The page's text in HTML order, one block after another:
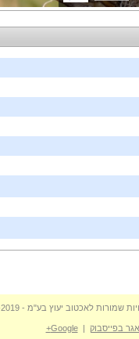
שמורות לאכטוב יעוץ בע"מ - 2009-2019 © |
בפייסבוק |
Google+